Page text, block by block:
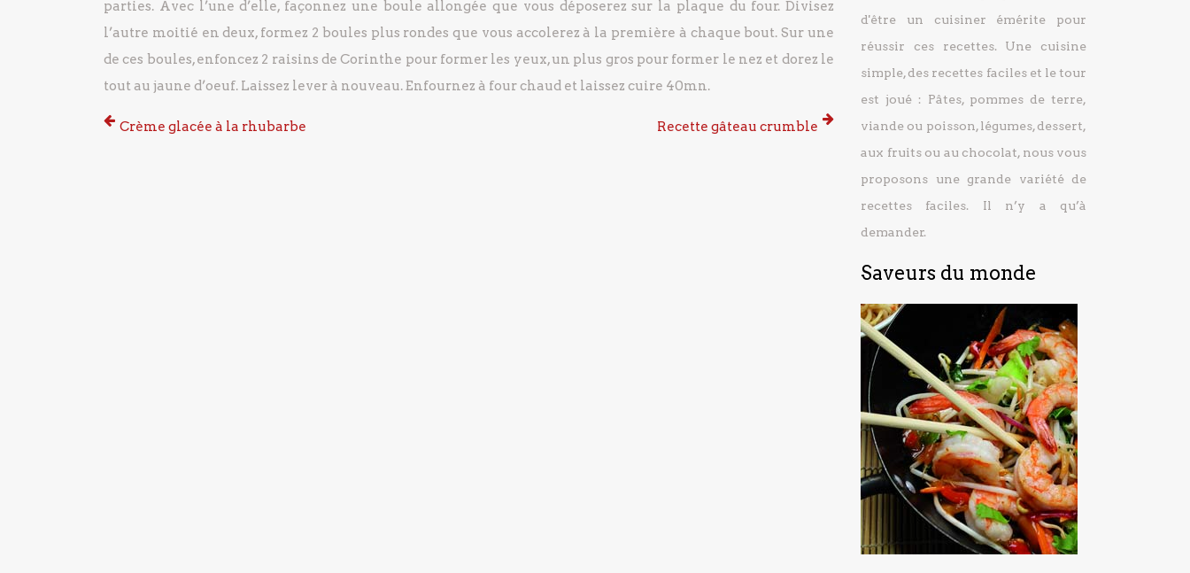
parties. Avec l’une d’elle, façonnez une boule allongée que vous déposerez sur la plaque du four. Divisez
l’autre moitié en deux, formez 2 boules plus rondes que vous accolerez à la première à chaque bout. Sur une
de ces boules, enfoncez 2 raisins de Corinthe pour former les yeux, un plus gros pour former le nez et dorez le
tout au jaune d’oeuf. Laissez lever à nouveau.Enfournez à four chaud et laissez cuire 40mn.
Crème glacée à la rhubarbe Recette gâteau crumble
d'être un cuisiner émérite pour
réussir ces recettes. Une cuisine
simple, des recettes faciles et le tour
est joué : Pâtes, pommes de terre,
viande ou poisson, légumes, dessert,
aux fruits ou au chocolat, nous vous
proposons une grande variété de
recettes faciles. Il n’y a qu’à
demander.
Saveurs du monde